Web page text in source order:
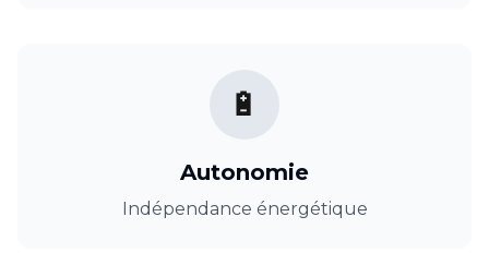
🔋
Autonomie
Indépendance énergétique